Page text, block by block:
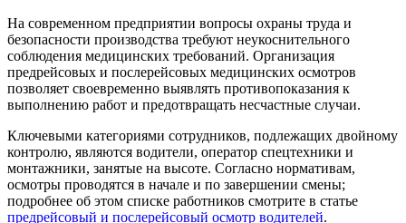
На современном предприятии вопросы охраны труда и
безопасности производства требуют неукоснительного
соблюдения медицинских требований. Организация
предрейсовых и послерейсовых медицинских осмотров
позволяет своевременно выявлять противопоказания к
выполнению работ и предотвращать несчастные случаи.
Ключевыми категориями сотрудников, подлежащих двойному
контролю, являются водители, оператор спецтехники и
монтажники, занятые на высоте. Согласно нормативам,
осмотры проводятся в начале и по завершении смены;
подробнее об этом списке работников смотрите в статье
предрейсовый и послерейсовый осмотр водителей.